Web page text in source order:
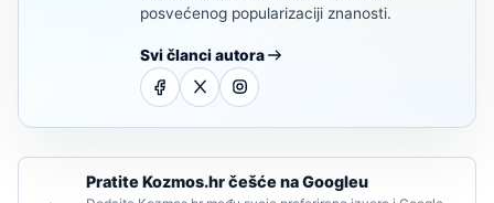
posvećenog popularizaciji znanosti.
Svi članci autora
Pratite Kozmos.hr češće na Googleu